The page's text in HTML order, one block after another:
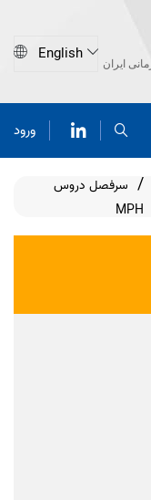
ایران
ورود
سرفصل دروس
MPH